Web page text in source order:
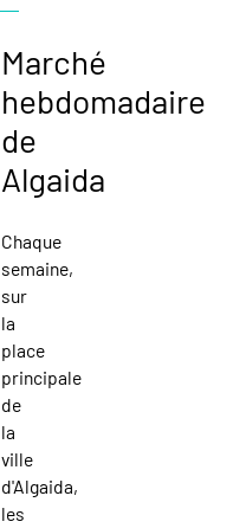
Marché
hebdomadaire
de
Algaida
Chaque
semaine,
sur
la
place
principale
de
la
ville
d'Algaida,
les